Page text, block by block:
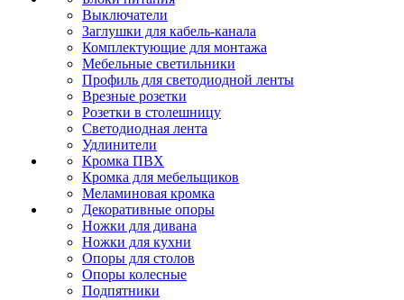
Выключатели
Заглушки для кабель-канала
Комплектующие для монтажа
Мебельные светильники
Профиль для светодиодной ленты
Врезные розетки
Розетки в столешницу
Светодиодная лента
Удлинители
Кромка ПВХ
Кромка для мебельщиков
Меламиновая кромка
Декоративные опоры
Ножки для дивана
Ножки для кухни
Опоры для столов
Опоры колесные
Подпятники